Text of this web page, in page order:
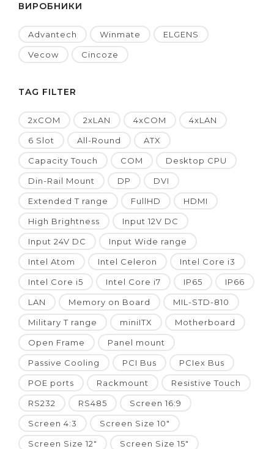
ВИРОБНИКИ
Advantech Winmate ELGENS
Vecow Cincoze
TAG FILTER
2xCOM 2xLAN 4xCOM 4xLAN
6 Slot All-Round ATX
Capacity Touch COM Desktop CPU
Din-Rail Mount DP DVI
Extended T range FullHD HDMI
High Brightness Input 12V DC
Input 24V DC Input Wide range
Intel Atom Intel Celeron Intel Core i3
Intel Core i5 Intel Core i7 IP65 IP66
LAN Memory on Board MIL-STD-810
Military T range miniITX Motherboard
Open Frame Panel mount
Passive Cooling PCI Bus PCIex Bus
POE ports Rackmount Resistive Touch
RS232 RS485 Screen 16:9
Screen 4:3 Screen Size 10"
Screen Size 12" Screen Size 15"